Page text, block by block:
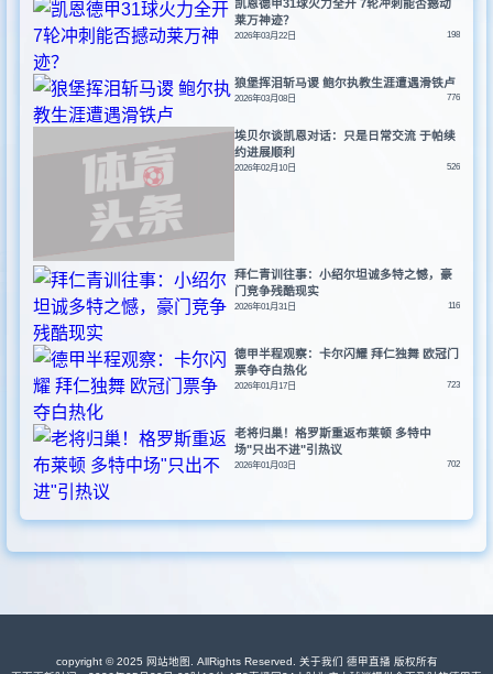
凯恩德甲31球火力全开 7轮冲刺能否撼动
莱万神迹？
2026年03月22日 198
狼堡挥泪斩马谡 鲍尔执教生涯遭遇滑铁卢
2026年03月08日 776
埃贝尔谈凯恩对话：只是日常交流 于帕续
约进展顺利
2026年02月10日 526
拜仁青训往事：小绍尔坦诚多特之憾，豪
门竞争残酷现实
2026年01月31日 116
德甲半程观察：卡尔闪耀 拜仁独舞 欧冠门
票争夺白热化
2026年01月17日 723
老将归巢！格罗斯重返布莱顿 多特中
场"只出不进"引热议
2026年01月03日 702
copyright © 2025 网站地图 . AllRights Reserved. 关于我们 德甲直播 版权所有